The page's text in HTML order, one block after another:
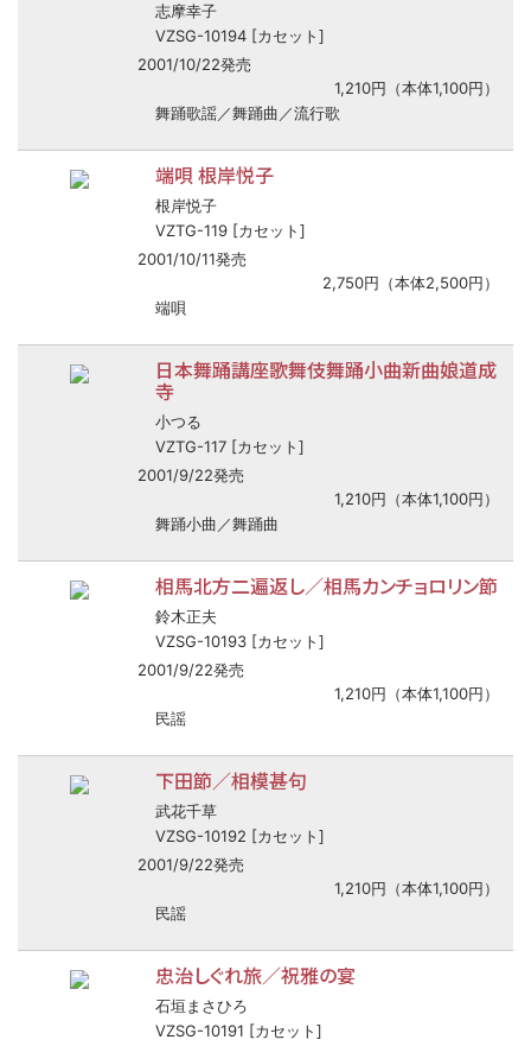
志摩幸子
VZSG-10194 [カセット]
2001/10/22発売
1,210円（本体1,100円）
舞踊歌謡／舞踊曲／流行歌
端唄 根岸悦子
根岸悦子
VZTG-119 [カセット]
2001/10/11発売
2,750円（本体2,500円）
端唄
日本舞踊講座歌舞伎舞踊小曲新曲娘道成
寺
小つる
VZTG-117 [カセット]
2001/9/22発売
1,210円（本体1,100円）
舞踊小曲／舞踊曲
相馬北方二遍返し／相馬カンチョロリン節
鈴木正夫
VZSG-10193 [カセット]
2001/9/22発売
1,210円（本体1,100円）
民謡
下田節／相模甚句
武花千草
VZSG-10192 [カセット]
2001/9/22発売
1,210円（本体1,100円）
民謡
忠治しぐれ旅／祝雅の宴
石垣まさひろ
VZSG-10191 [カセット]